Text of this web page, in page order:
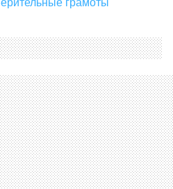
#Верительные грамоты